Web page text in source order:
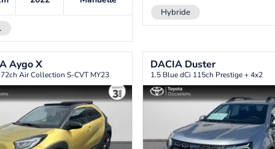
Hybride
Aygo X
Air Collection S-CVT MY23
DACIA Duster
1.5 Blue dCi 115ch Prestige + 4x2